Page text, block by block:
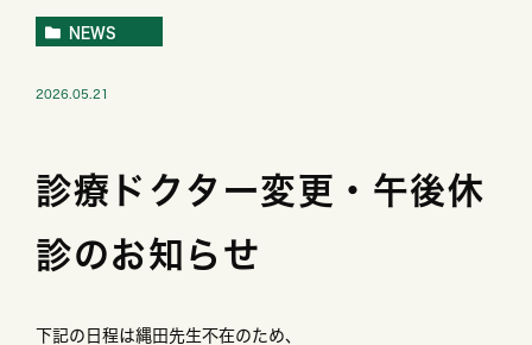
NEWS
2026.05.21
診療ドクター変更・午後休
診のお知らせ
下記の日程は縄田先生不在のため、